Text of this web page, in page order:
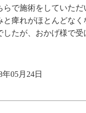
らで施術をしていた
と痺れがほとんどな
したが、おかげ様で
05月24日